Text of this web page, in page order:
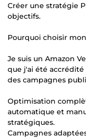
Créer une stratégie
objectifs.
Pourquoi choisir
Je suis un Amazon
que j'ai été
des campagnes
Optimisation
automatique et
stratégiques.
Campagnes